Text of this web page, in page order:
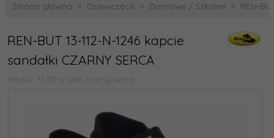
Strona główna Dziewczęce Domowe / Szkolne REN-
REN-BUT 13-112-N-1246 kapcie
sandałki CZARNY SERCA
Model: 13-112-N-1246 czarny serca